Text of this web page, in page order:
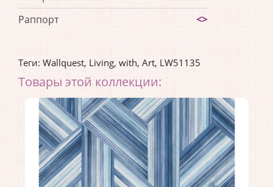
Раппорт
<>
Теги: Wallquest, Living, with, Art, LW51135
Товары этой коллекции: